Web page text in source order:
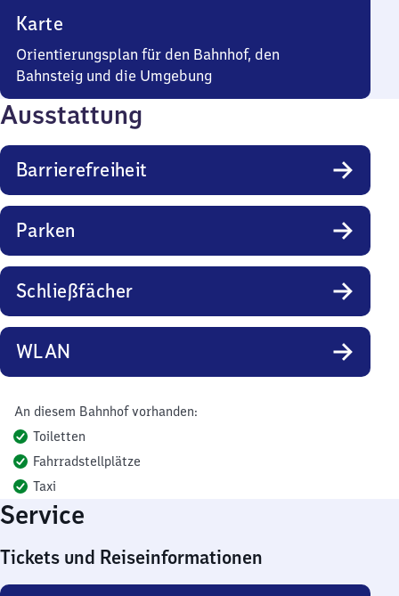
Karte
Orientierungsplan für den Bahnhof, den
Bahnsteig und die Umgebung
Ausstattung
Barrierefreiheit
Parken
Schließfächer
WLAN
An diesem Bahnhof vorhanden:
Toiletten
Fahrradstellplätze
Taxi
Service
Tickets und Reiseinformationen